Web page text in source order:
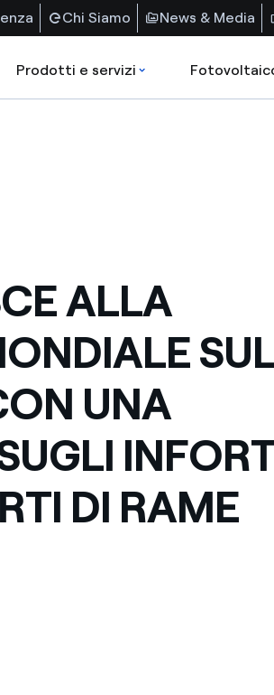
Chi Siamo News & Media
Prodotti e servizi
ALLA
UNA
DI RAME